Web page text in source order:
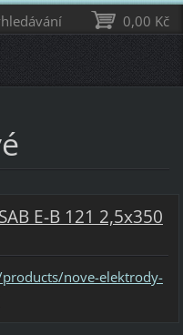
E-B 121 2,5x350
nove-elektrody-
0,00 Kč